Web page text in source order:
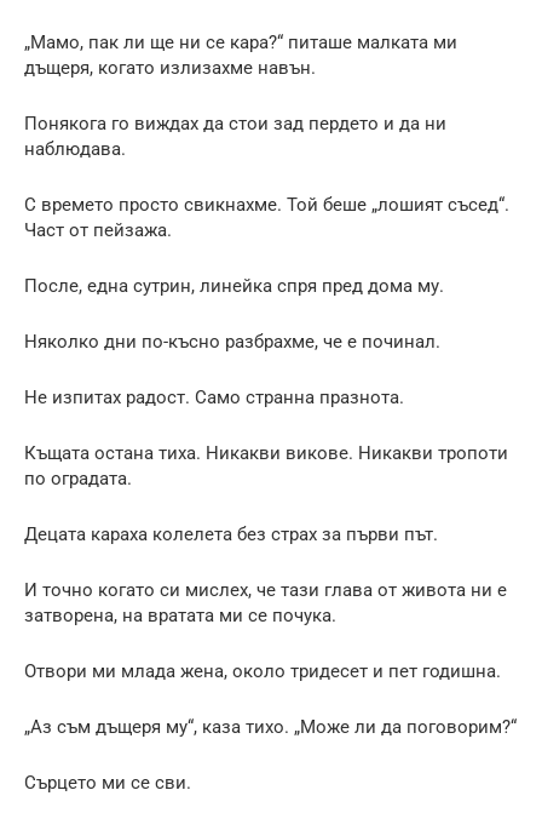
„Мамо, пак ли ще ни се кара?“ питаше малката ми
дъщеря, когато излизахме навън.
Понякога го виждах да стои зад пердето и да ни
наблюдава.
С времето просто свикнахме. Той беше „лошият съсед“.
Част от пейзажа.
После, една сутрин, линейка спря пред дома му.
Няколко дни по-късно разбрахме, че е починал.
Не изпитах радост. Само странна празнота.
Къщата остана тиха. Никакви викове. Никакви тропоти
по оградата.
Децата караха колелета без страх за първи път.
И точно когато си мислех, че тази глава от живота ни е
затворена, на вратата ми се почука.
Отвори ми млада жена, около тридесет и пет годишна.
„Аз съм дъщеря му“, каза тихо. „Може ли да поговорим?“
Сърцето ми се сви.